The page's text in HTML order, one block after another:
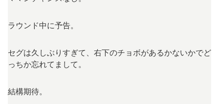
ラウンド中に予告。
セグは久しぶりすぎて、右下のチョボがあるかないかでど
っちか忘れてまして。
結構期待。